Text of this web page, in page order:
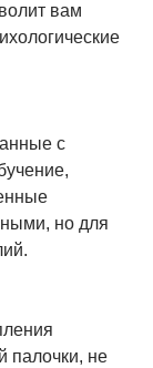
вам
с
но для
палочки, не